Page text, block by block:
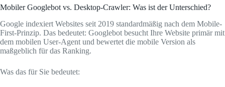
Mobiler Googlebot vs. Desktop-Crawler: Was ist der Unterschied?
Google indexiert Websites seit 2019 standardmäßig nach dem Mobile-
First-Prinzip. Das bedeutet: Googlebot besucht Ihre Website primär mit
dem mobilen User-Agent und bewertet die mobile Version als
maßgeblich für das Ranking.
Was das für Sie bedeutet: